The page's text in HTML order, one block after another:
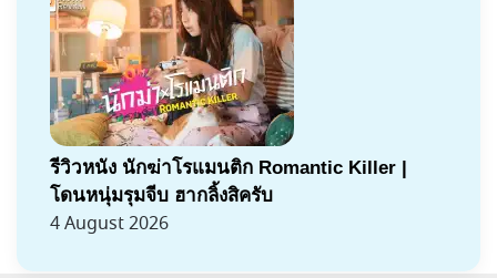
รีวิวหนัง นักฆ่าโรแมนติก Romantic Killer |
โดนหนุ่มรุมจีบ ฮากลิ้งสิครับ
4 August 2026